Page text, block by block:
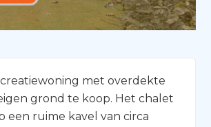
met overdekte
grond te koop. Het chalet
een ruime kavel van circa